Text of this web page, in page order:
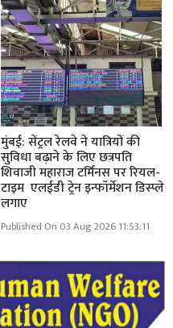
मुंबई: सेंट्रल रेलवे ने यात्रियों की
सुविधा बढ़ाने के लिए छत्रपति
शिवाजी महाराज टर्मिनस पर रियल-
टाइम एलईडी ट्रेन इन्फॉर्मेशन डिस्प्ले
लगाए
Published On 03 Aug 2026 11:53:11